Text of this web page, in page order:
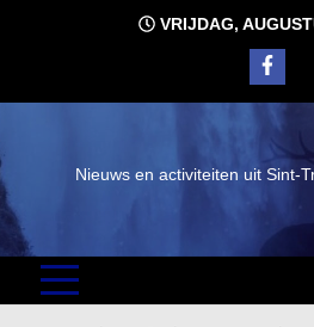
VRIJDAG,
Nieuws en activiteiten uit Sint-